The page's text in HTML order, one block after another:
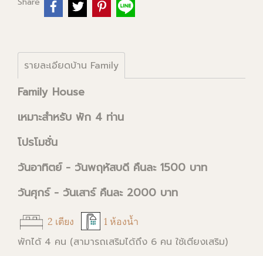
รายละเอียดบ้าน Family
Family House
เหมาะสำหรับ พัก 4 ท่าน
โปรโมชั่น
วันอาทิตย์ - วันพฤหัสบดี คืนละ 1500 บาท
วันศุกร์ - วันเสาร์ คืนละ 2000 บาท
2 เตียง 1 ห้องน้ำ
พักได้ 4 คน (สามารถเสริมได้ถึง 6 คน ใช้เตียงเสริม)